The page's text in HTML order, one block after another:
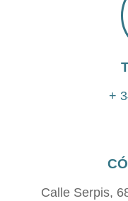
+
Calle Serpis,